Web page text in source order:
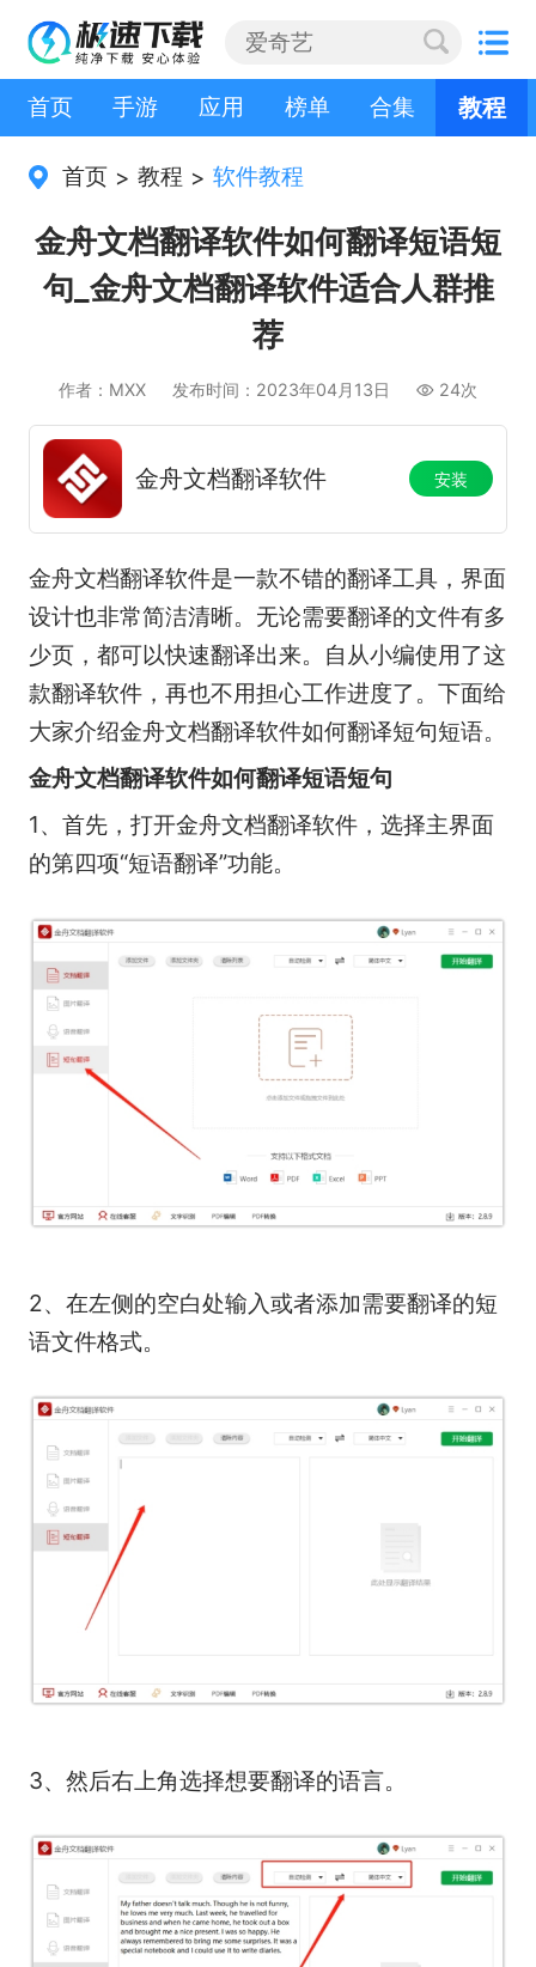
首页 手游 应用 榜单 合集 教程
首页 > 教程 > 软件教程
金舟文档翻译软件如何翻译短语短
句_金舟文档翻译软件适合人群推
荐
作者：MXX 发布时间：2023年04月13日 24次
金舟文档翻译软件 安装
金舟文档翻译软件是一款不错的翻译工具，界面
设计也非常简洁清晰。无论需要翻译的文件有多
少页，都可以快速翻译出来。自从小编使用了这
款翻译软件，再也不用担心工作进度了。下面给
大家介绍金舟文档翻译软件如何翻译短句短语。
金舟文档翻译软件如何翻译短语短句
1、首先，打开金舟文档翻译软件，选择主界面
的第四项“短语翻译”功能。
2、在左侧的空白处输入或者添加需要翻译的短
语文件格式。
3、然后右上角选择想要翻译的语言。